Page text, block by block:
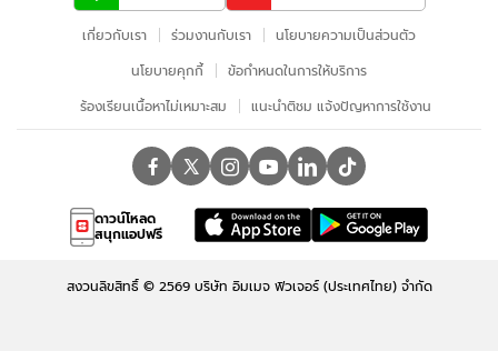
เกี่ยวกับเรา ร่วมงานกับเรา
นโยบายความเป็นส่วนตัว
นโยบายคุกกี้
ข้อกําหนดในการให้บริการ
ร้องเรียนเนื้อหาไม่เหมาะสม
แนะนำติชม แจ้งปัญหาการใช้งาน
ดาวน์โหลด
สนุกแอปฟรี
สงวนลิขสิทธิ์ © 2569บริษัท อิมเมจ ฟิวเจอร์ (ประเทศไทย) จำกัด